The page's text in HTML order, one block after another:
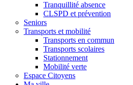
Tranquillité absence
CLSPD et prévention
Seniors
Transports et mobilité
Transports en commun
Transports scolaires
Stationnement
Mobilité verte
Espace Citoyens